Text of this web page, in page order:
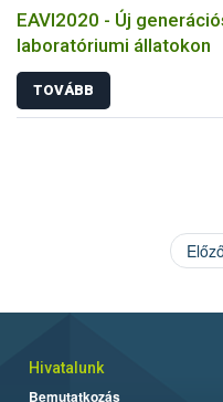
EAVI2020 - Új
laboratóriumi állatokon
TOVÁBB
Előző
Hivatalunk
Bemutatkozás